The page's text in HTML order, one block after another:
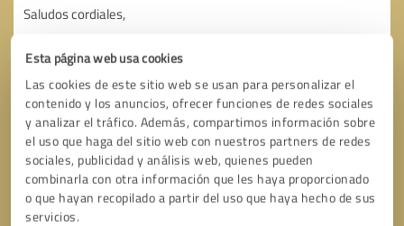
Esta página web usa cookies
Las cookies de este sitio web se usan para personalizar el
contenido y los anuncios, ofrecer funciones de redes sociales
y analizar el tráfico. Además, compartimos información sobre
el uso que haga del sitio web con nuestros partners de redes
sociales, publicidad y análisis web, quienes pueden
combinarla con otra información que les haya proporcionado
o que hayan recopilado a partir del uso que haya hecho de sus
servicios.